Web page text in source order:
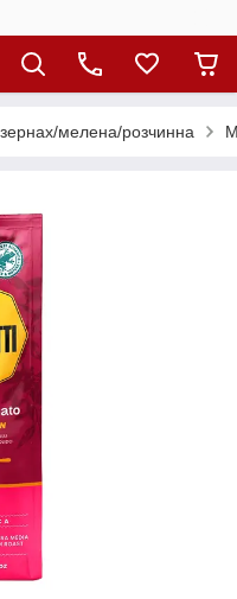
мелена/розчинна